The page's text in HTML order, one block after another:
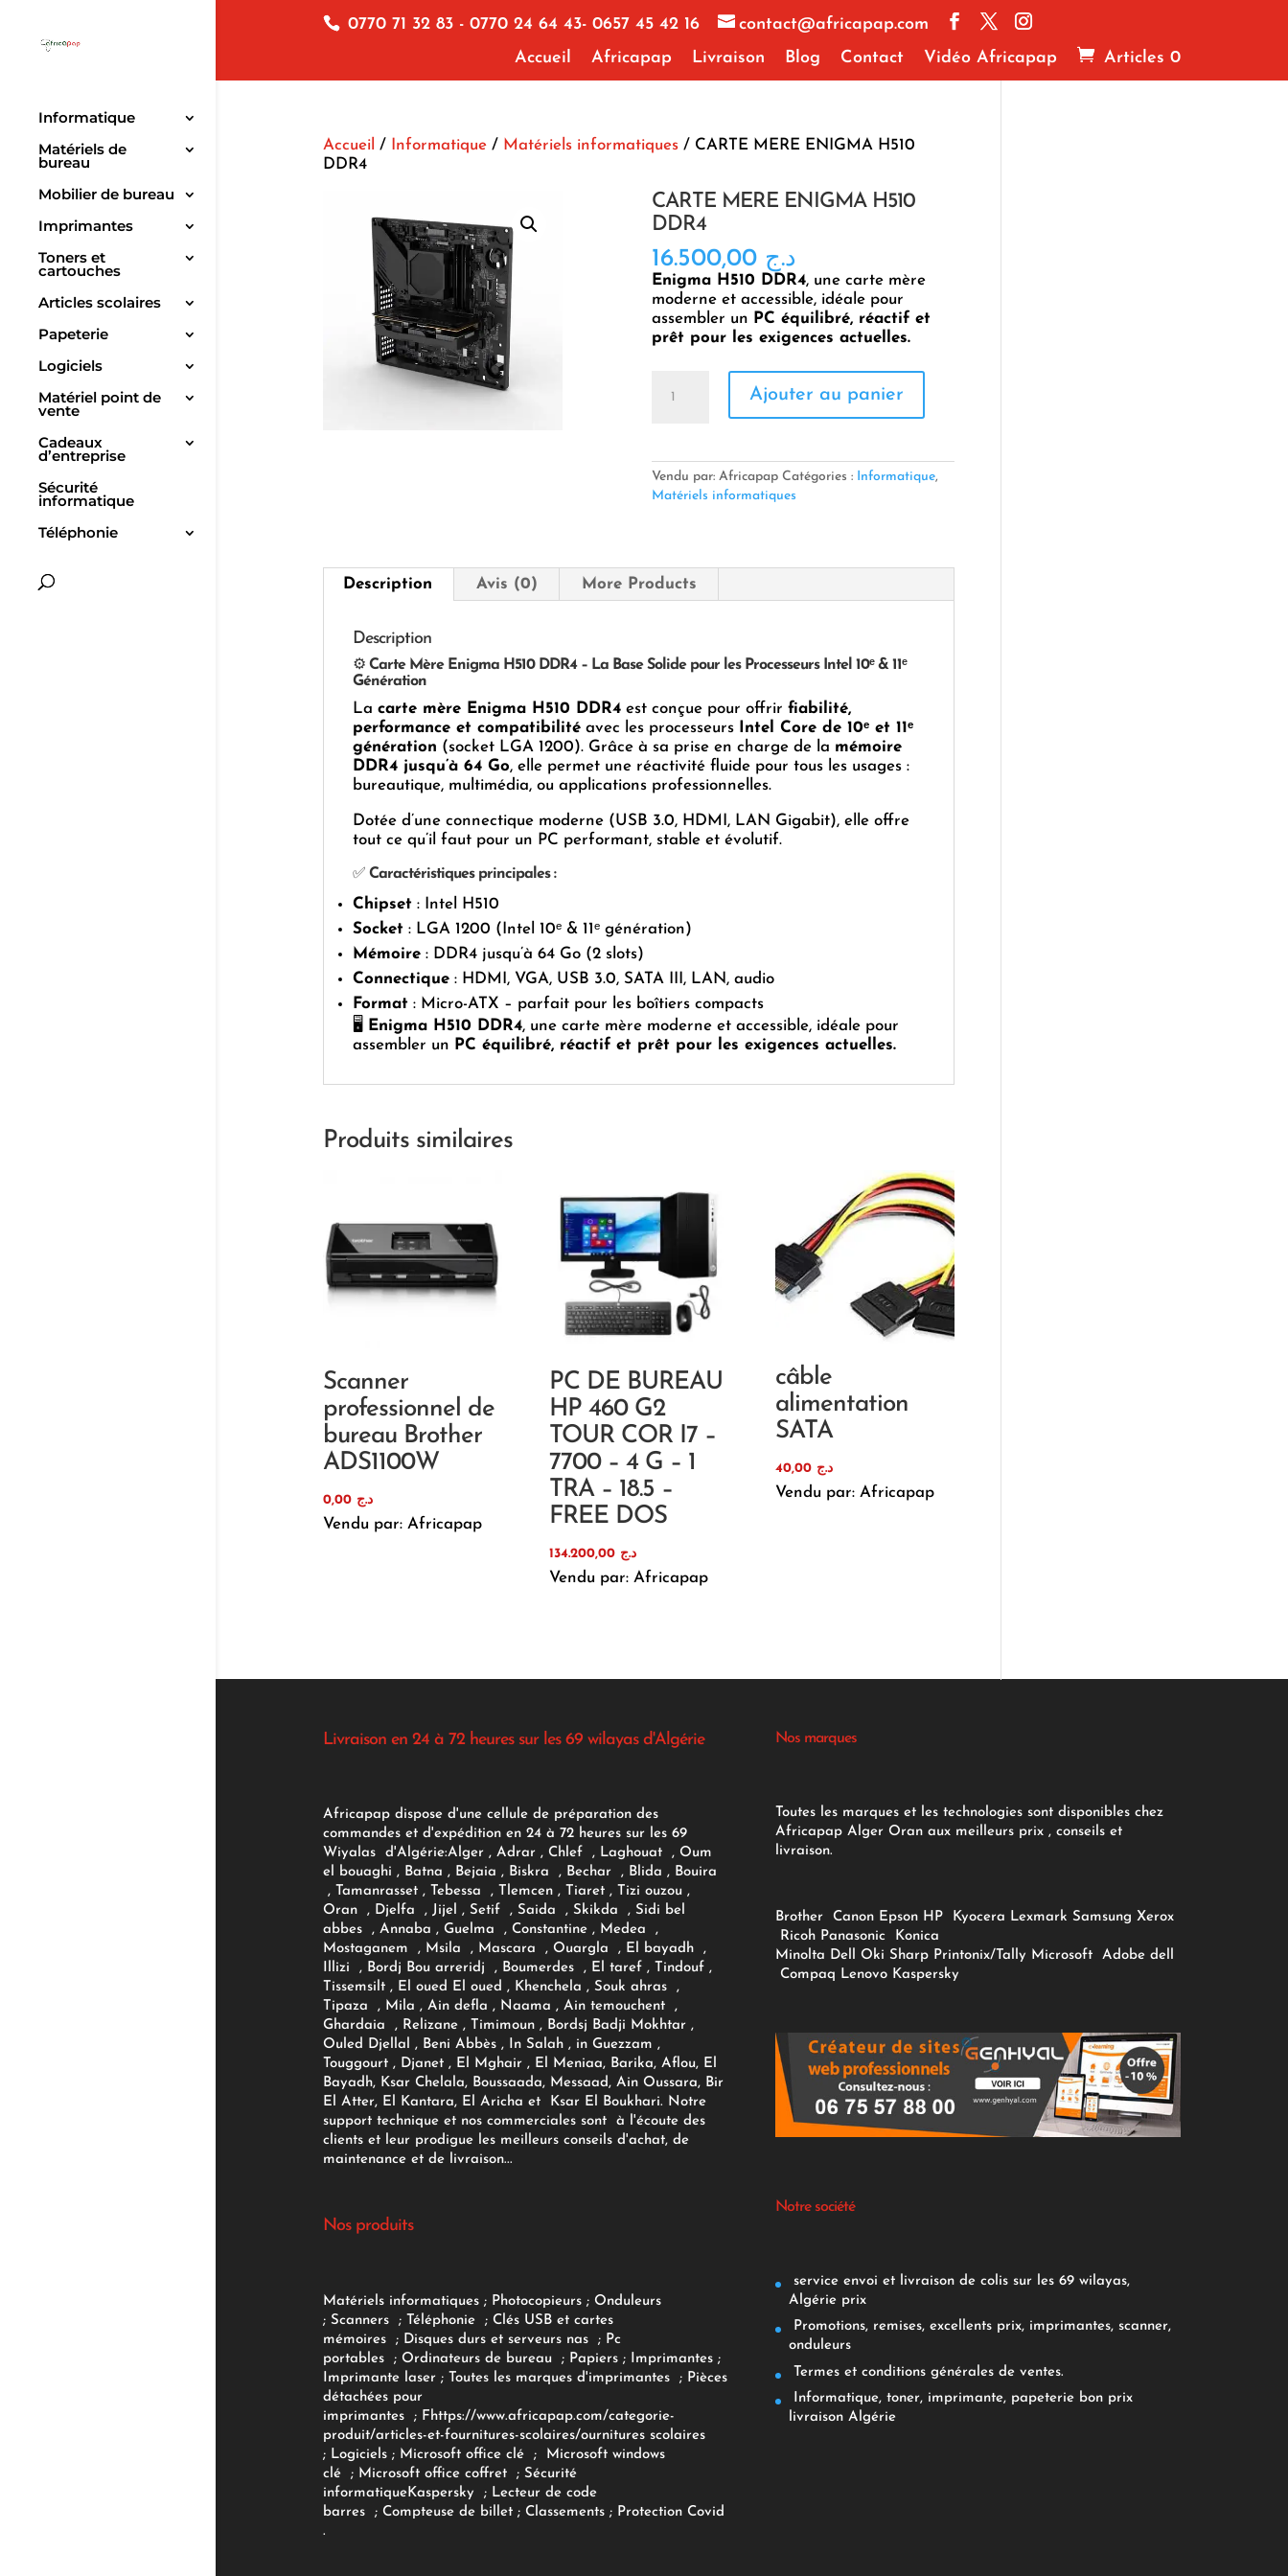
0770 71 32 83 - 0770 24 64 43- 0657 45 42 16
contact@africapap.com
Accueil
Africapap Livraison Blog Contact Vidéo Africapap Articles 0
Informatique
Matériels de
bureau
Mobilier de bureau
Imprimantes
Toners et
cartouches
Articles scolaires
Papeterie
Logiciels
Matériel point de
vente
Cadeaux
d’entreprise
Sécurité
informatique
Téléphonie
Accueil / Informatique/ Matériels informatiques/ CARTE MERE ENIGMA H510
DDR4
CARTE MERE ENIGMA H510
DDR4
د.ج 16.500,00
Enigma H510 DDR4, une carte mère
moderne et accessible, idéale pour
assembler un PC équilibré, réactif et
prêt pour les exigences actuelles.
H510
DDR4
Ajouter au panier
Vendu par: Africapap Catégories : Informatique,
Matériels informatiques
Description Avis (0) More Products
Description
⚙️ Carte Mère Enigma H510 DDR4 – La Base Solide pour les Processeurs Intel 10ᵉ & 11ᵉ
Génération
La carte mère Enigma H510 DDR4est conçue pour offrir fiabilité,
performance et compatibilitéavec les processeurs
Intel Core de 10ᵉ et 11ᵉ
génération (socket LGA 1200). Grâce à sa prise en charge de la mémoire
DDR4 jusqu’à 64 Go, elle permet une réactivité fluide pour tous les usages :
bureautique, multimédia, ou applications professionnelles.
Dotée d’une connectique moderne (USB 3.0, HDMI, LAN Gigabit), elle offre
tout ce qu’il faut pour un PC performant, stable et évolutif.
✅ Caractéristiques principales :
Chipset: Intel H510
Socket: LGA 1200 (Intel 10ᵉ & 11ᵉ génération)
Mémoire: DDR4 jusqu’à 64 Go (2 slots)
Connectique: HDMI, VGA, USB 3.0, SATA III, LAN, audio
Format: Micro-ATX – parfait pour les boîtiers compacts
🖥️ Enigma H510 DDR4, une carte mère moderne et accessible, idéale pour
assembler un PC équilibré, réactif et prêt pour les exigences actuelles.
Produits similaires
Scanner
professionnel de
bureau Brother
ADS1100W
د.ج 0,00
Vendu par: Africapap
PC DE BUREAU
HP 460 G2
TOUR COR I7 –
7700 – 4 G – 1
TRA – 18.5 –
FREE DOS
د.ج 134.200,00
Vendu par: Africapap
câble
alimentation
SATA
د.ج
Vendu par: Africapap
Livraison en 24 à 72 heures sur les 69 wilayas d'Algérie
Africapap dispose d'une cellule de préparation des
commandes et d'expédition en 24 à 72 heures sur les 69
Wiyalas d'Algérie:Alger , Adrar, Chlef , Laghouat , Oum
el bouaghi , Batna , Bejaia , Biskra , Bechar , Blida , Bouira
, Tamanrasset , Tebessa , Tlemcen , Tiaret , Tizi ouzou ,
Oran , Djelfa , Jijel , Setif , Saida , Skikda , Sidi bel
abbes , Annaba , Guelma , Constantine , Medea ,
Mostaganem , Msila , Mascara , Ouargla , El bayadh ,
Illizi , Bordj Bou arreridj , Boumerdes , El taref , Tindouf ,
Tissemsilt , El oued El oued , Khenchela , Souk ahras ,
Tipaza , Mila , Ain defla , Naama , Ain temouchent ,
Ghardaia , Relizane , Timimoun , Bordsj Badji Mokhtar ,
Ouled Djellal , Beni Abbès , In Salah , in Guezzam ,
Touggourt , Djanet , El Mghair , El Meniaa, Barika, Aflou, El
Bayadh, Ksar Chelala, Boussaada, Messaad, Ain Oussara, Bir
El Atter, El Kantara, El Aricha et Ksar El Boukhari. Notre
support technique et nos commerciales sont à l'écoute des
clients et leur prodigue les meilleurs conseils d'achat, de
maintenance et de livraison...
Nos produits
Matériels informatiques; Photocopieurs; Onduleurs
; Scanners ; Téléphonie ; Clés USB et cartes
mémoires
; Disques durs et serveurs nas ; Pc
portables
; Ordinateurs de bureau ; Papiers; Imprimantes;
Imprimante laser; Toutes les marques d'imprimantes ; Pièces
détachées pour
imprimantes
; F https://www.africapap.com/categorie-
produit/articles-et-fournitures-scolaires/ournitures scolaires
; Logiciels ; Microsoft office clé ;
Microsoft windows
clé; Microsoft office coffret ; Sécurité
informatiqueKaspersky ; Lecteur de code
barres
; Compteuse de billet; Classements ; Protection Covid
.
Nos marques
Toutes les marques et les technologies sont disponibles chez
Africapap Alger Oran aux meilleurs prix , conseils et
livraison.
Brother Canon Epson HP Kyocera Lexmark Samsung Xerox
Ricoh Panasonic
Konica
Minolta Dell Oki Sharp Printonix/Tally Microsoft Adobe dell
Compaq Lenovo Kaspersky
Notre société
service envoi et livraison de colis sur les 69 wilayas,
Algérie prix
Promotions, remises, excellents prix, imprimantes, scanner,
onduleurs
Termes et conditions générales de ventes.
Informatique, toner, imprimante, papeterie bon prix
livraison Algérie